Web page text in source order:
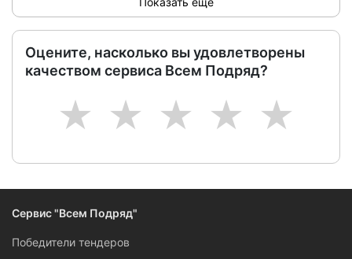
Оцените, насколько вы удовлетворены
качеством сервиса Всем Подряд?
5
4
3
2
1
Сервис "Всем Подряд"
Победители тендеров